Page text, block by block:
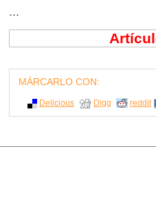
...
MÁRCARLO CON:
Delicious Digg reddit